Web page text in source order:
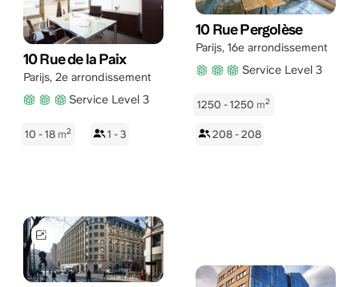
10 Rue de la Paix
Parijs, 2e arrondissement
Service Level 3
10 - 18 m2 1 - 3
10 Rue Pergolèse
Parijs, 16e arrondissement
Service Level 3
1250 - 1250 m2
208 - 208